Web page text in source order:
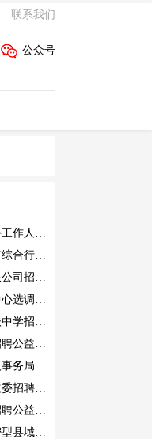
联系我们
公众号
2025年西南林业大学招聘编外工作人员公告（三）
2025年10月西双版纳州景洪市综合行政执法局招聘人员公告
2025年云南弘基建设工程有限公司招聘公告
2025年昭通市改革发展研究中心选调工作人员职业素质测评通告
2025年昭通市绥江县职业高级中学招聘编外紧缺临聘数学教师公告
2025年中共怒江州委宣传部招聘公益性岗位公告
2025年丽江市玉龙县退役军人事务局公益性岗位招聘公告
2025年迪庆州香格里拉市政法委招聘公益性岗位公告
2025年西双版纳州红十字会招聘公益性岗位人员公告
2025年西双版纳州勐腊县紧密型县域医共体招聘编外人员公告